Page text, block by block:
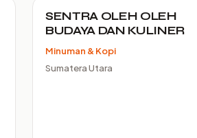
SENTRA OLEH OLEH
BUDAYA DAN KULINER
Minuman & Kopi
Sumatera Utara